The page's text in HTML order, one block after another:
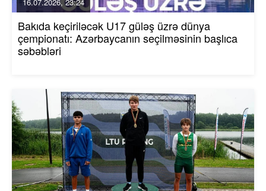
Bakıda keçiriləcək U17 güləş üzrə dünya
çempionatı: Azərbaycanın seçilməsinin başlıca
səbəbləri